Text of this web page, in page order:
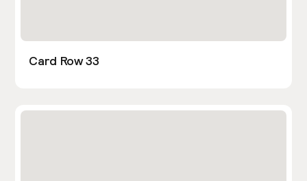
Card Row 33